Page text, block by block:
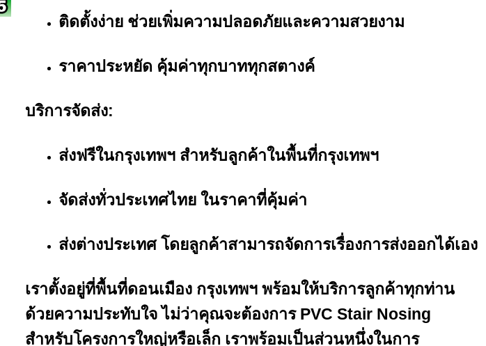
ติดตั้งง่าย ช่วยเพิ่มความปลอดภัยและความสวยงาม
ราคาประหยัด คุ้มค่าทุกบาททุกสตางค์
บริการจัดส่ง:
ส่งฟรีในกรุงเทพฯ สำหรับลูกค้าในพื้นที่กรุงเทพฯ
จัดส่งทั่วประเทศไทย ในราคาที่คุ้มค่า
ส่งต่างประเทศ โดยลูกค้าสามารถจัดการเรื่องการส่งออกได้เอง
เราตั้งอยู่ที่พื้นที่ดอนเมือง กรุงเทพฯ พร้อมให้บริการลูกค้าทุกท่าน
ด้วยความประทับใจ ไม่ว่าคุณจะต้องการ PVC Stair Nosing
สำหรับโครงการใหญ่หรือเล็ก เราพร้อมเป็นส่วนหนึ่งในการ